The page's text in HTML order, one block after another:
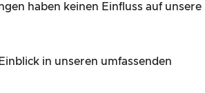
haben keinen Einfluss auf unsere
in unseren umfassenden